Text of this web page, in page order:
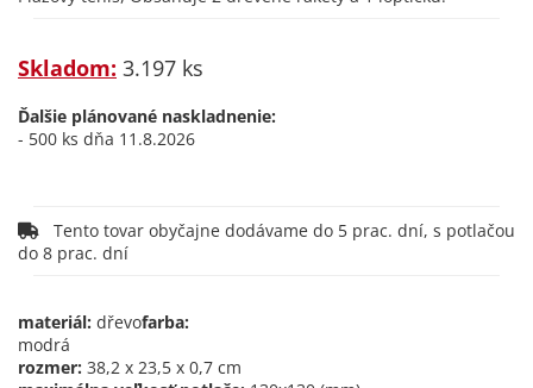
Skladom: 3.197 ks
Ďalšie plánované naskladnenie:
- 500 ks dňa 11.8.2026
Tento tovar obyčajne dodávame do 5 prac. dní, s potlačou
do 8 prac. dní
materiál: dřevofarba:
modrá
rozmer: 38,2 x 23,5 x 0,7 cm